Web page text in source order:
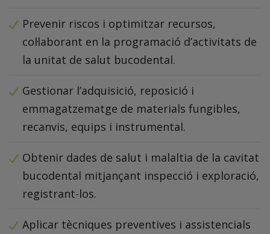
Prevenir riscos i optimitzar recursos,
col·laborant en la programació d’activitats de
la unitat de salut bucodental.
Gestionar l’adquisició, reposició i
emmagatzematge de materials fungibles,
recanvis, equips i instrumental.
Obtenir dades de salut i malaltia de la cavitat
bucodental mitjançant inspecció i exploració,
registrant-los.
Aplicar tècniques preventives i assistencials